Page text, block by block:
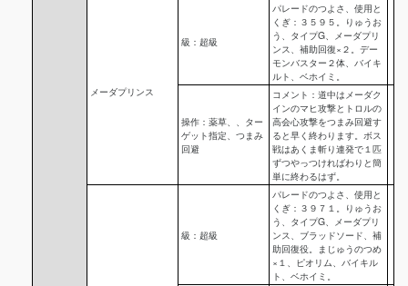
メーダプリンス
級：超級
パレードのつよさ、使用と
くぎ：３５９５。りゅうお
う、タイプG、メーダプリ
ンス、補助回復×２。デー
モンバスター２体、バイキ
ルト、ベホイミ。
操作：薬草、、ター
ゲット指定、つまみ
回避
コメント：道中はメーダク
インのマヒ攻撃とトロルの
高会心攻撃をつまみ回避す
ると早く終わります。ボス
戦はあくま斬り連発で１匹
ずつやっつければわりと簡
単に終わるはず。
級：超級
パレードのつよさ、使用と
くぎ：３９７１。りゅうお
う、タイプG、メーダプリ
ンス、ブラッドソード、補
助回復役。まじゅうのつめ
×１、ピオリム、バイキル
ト、ベホイミ。